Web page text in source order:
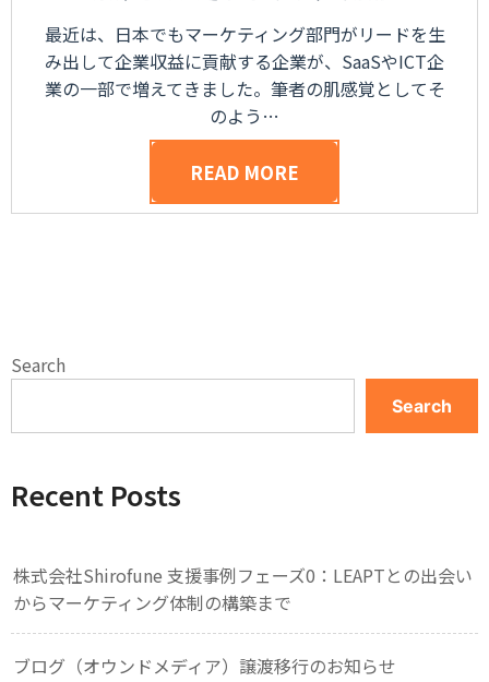
最近は、日本でもマーケティング部門がリードを生
み出して企業収益に貢献する企業が、SaaSやICT企
業の一部で増えてきました。筆者の肌感覚としてそ
のよう…
READ MORE
Search
Search
Recent Posts
株式会社Shirofune 支援事例フェーズ0：LEAPTとの出会い
からマーケティング体制の構築まで
ブログ（オウンドメディア）譲渡移行のお知らせ